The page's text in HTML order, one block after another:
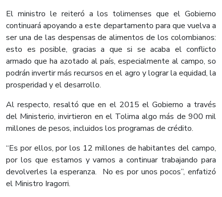
El ministro le reiteró a los tolimenses que el Gobierno
continuará apoyando a este departamento para que vuelva a
ser una de las despensas de alimentos de los colombianos:
esto es posible, gracias a que si se acaba el conflicto
armado que ha azotado al país, especialmente al campo, so
podrán invertir más recursos en el agro y lograr la equidad, la
prosperidad y el desarrollo.
Al respecto, resaltó que en el 2015 el Gobierno a través
del Ministerio, invirtieron en el Tolima algo más de 900 mil
millones de pesos, incluidos los programas de crédito.
“Es por ellos, por los 12 millones de habitantes del campo,
por los que estamos y vamos a continuar trabajando para
devolverles la esperanza. No es por unos pocos”, enfatizó
el Ministro Iragorri.